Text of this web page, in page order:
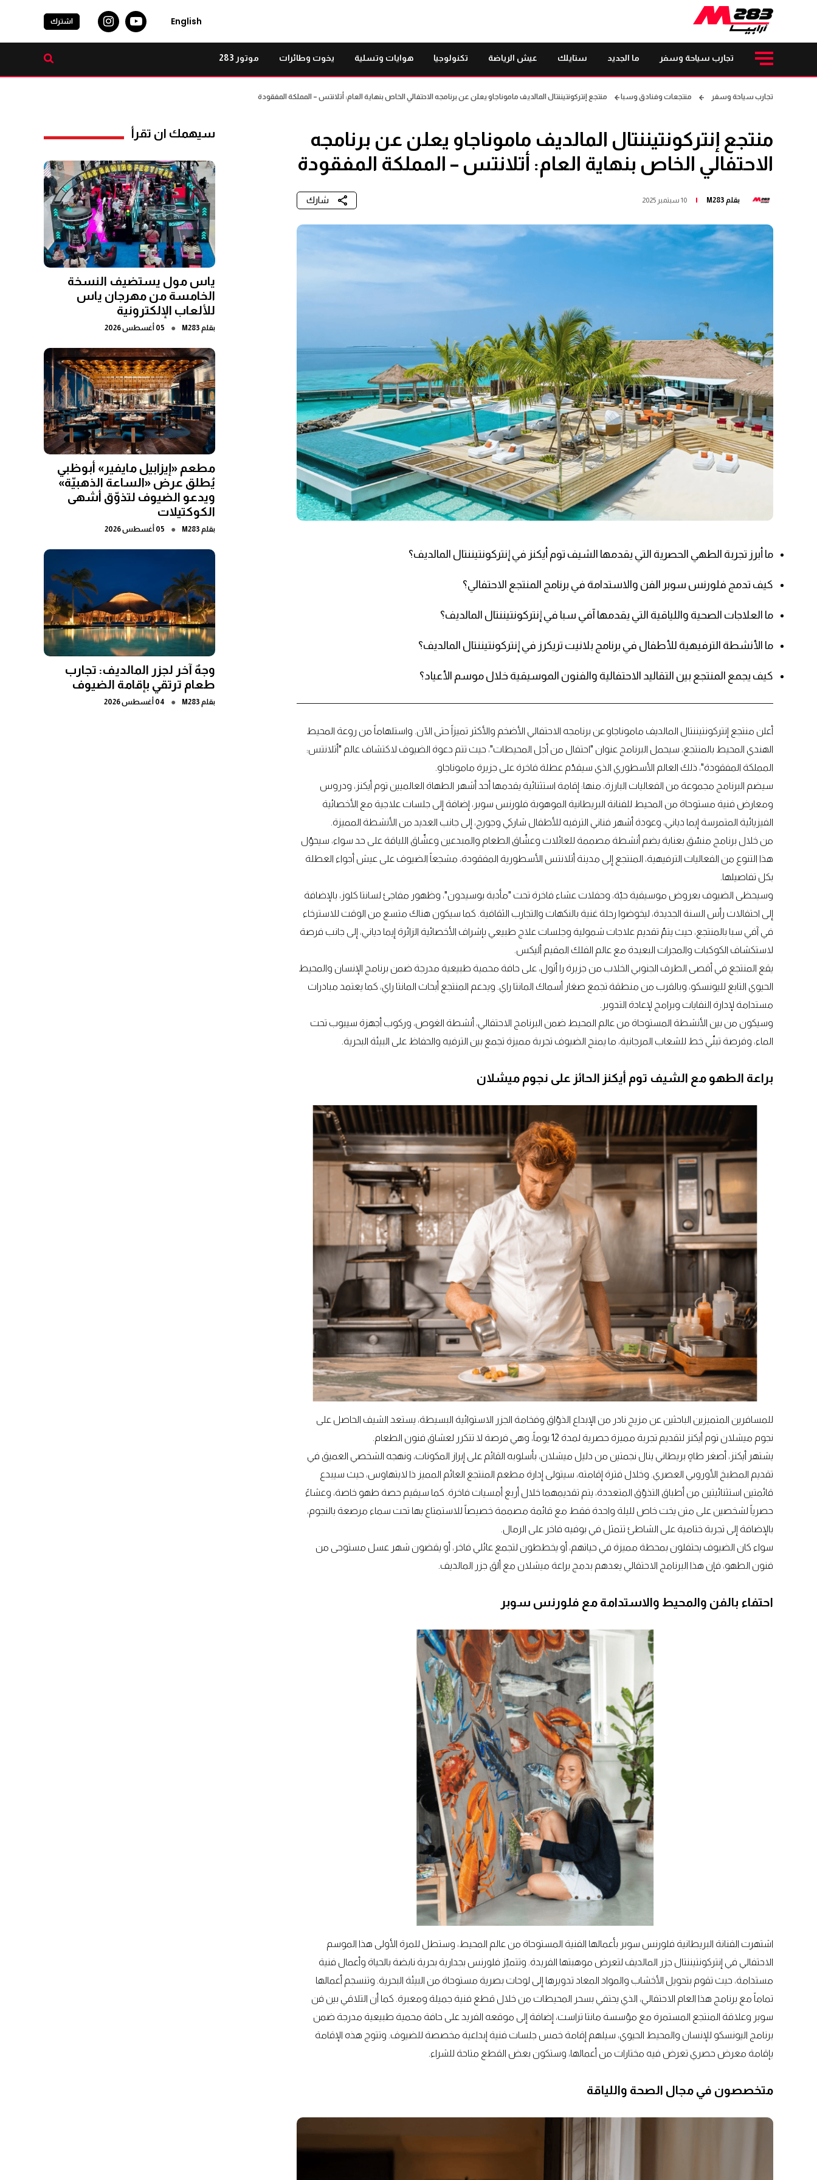
English اشترك
تجارب سياحة وسفر ما الجديد ستايلك عيش الرياضة تكنولوجيا هوايات وتسلية يخوت وطائرات موتور 283
تجارب سياحة وسفر منتجعات وفنادق وسبا منتجع إنتركونتيننتال المالديف ماموناجاو يعلن عن برنامجه الاحتفالي الخاص بنهاية العام: أتلانتس – المملكة المفقودة
منتجع إنتركونتيننتال المالديف ماموناجاو يعلن عن برنامجه
الاحتفالي الخاص بنهاية العام: أتلانتس – المملكة المفقودة
بقلم M283 10 سبتمبر 2025 شارك
ما أبرز تجربة الطهي الحصرية التي يقدمها الشيف توم أيكنز في إنتركونتيننتال المالديف؟
كيف تدمج فلورنس سوبر الفن والاستدامة في برنامج المنتجع الاحتفالي؟
ما العلاجات الصحية واللياقية التي يقدمها آفي سبا في إنتركونتيننتال المالديف؟
ما الأنشطة الترفيهية للأطفال في برنامج بلانيت تريكرز في إنتركونتيننتال المالديف؟
كيف يجمع المنتجع بين التقاليد الاحتفالية والفنون الموسيقية خلال موسم الأعياد؟
أعلن منتجع إنتركونتيننتال المالديف ماموناجاو عن برنامجه الاحتفالي الأضخم والأكثر تميزاً حتى الآن. واستلهاماً من روعة المحيط
الهندي المحيط بالمنتجع، سيحمل البرنامج عنوان "احتفال من أجل المحيطات"، حيث تتم دعوة الضيوف لاكتشاف عالم "أتلانتس:
المملكة المفقودة"، ذلك العالم الأسطوري الذي سيقدّم عطلة فاخرة على جزيرة ماموناجاو.
سيضم البرنامج مجموعة من الفعاليات البارزة، منها: إقامة استثنائية يقدمها أحد أشهر الطهاة العالميين توم أيكنز، ودروس
ومعارض فنية مستوحاة من المحيط للفنانة البريطانية الموهوبة فلورنس سوبر، إضافة إلى جلسات علاجية مع الأخصائية
الفيزيائية المتمرسة إيما دياني، وعودة أشهر فناني الترفيه للأطفال شاركي وجورج، إلى جانب العديد من الأنشطة المميزة.
من خلال برنامج منسّق بعناية يضم أنشطة مصممة للعائلات وعشّاق الطعام والمبدعين وعشّاق اللياقة على حد سواء، سيحوّل
هذا التنوع من الفعاليات الترفيهية، المنتجع إلى مدينة أتلانتس الأسطورية المفقودة، مشجعاً الضيوف على عيش أجواء العطلة
بكل تفاصيلها.
وسيحظى الضيوف بعروض موسيقية حيّة، وحفلات عشاء فاخرة تحت "مأدبة بوسيدون"، وظهور مفاجئ لسانتا كلوز، بالإضافة
إلى احتفالات رأس السنة الجديدة، ليخوضوا رحلة غنية بالنكهات والتجارب الثقافية. كما سيكون هناك متسع من الوقت للاسترخاء
في آفي سبا بالمنتجع، حيث يتمّ تقديم علاجات شمولية وجلسات علاج طبيعي بإشراف الأخصائية الزائرة إيما دياني، إلى جانب فرصة
لاستكشاف الكوكبات والمجرات البعيدة مع عالم الفلك المقيم أليكس.
يقع المنتجع في أقصى الطرف الجنوبي الخلاب من جزيرة را أتول، على حافة محمية طبيعية مدرجة ضمن برنامج الإنسان والمحيط
الحيوي التابع لليونسكو، وبالقرب من منطقة تجمع صغار أسماك المانتا راي. ويدعم المنتجع أبحاث المانتا راي، كما يعتمد مبادرات
مستدامة لإدارة النفايات وبرامج لإعادة التدوير.
وسيكون من بين الأنشطة المستوحاة من عالم المحيط ضمن البرنامج الاحتفالي، أنشطة الغوص، وركوب أجهزة سيبوب تحت
الماء، وفرصة تبنّي خط للشعاب المرجانية، ما يمنح الضيوف تجربة مميزة تجمع بين الترفيه والحفاظ على البيئة البحرية.
براعة الطهو مع الشيف توم أيكنز الحائز على نجوم ميشلان
للمسافرين المتميزين الباحثين عن مزيج نادر من الإبداع الذوّاق وفخامة الجزر الاستوائية البسيطة، يستعد الشيف الحاصل على
نجوم ميشلان توم أيكنز لتقديم تجربة مميزة حصرية لمدة 12 يوماً، وهي فرصة لا تتكرر لعشاق فنون الطعام.
يشتهر أيكنز، أصغر طاهٍ بريطاني ينال نجمتين من دليل ميشلان، بأسلوبه القائم على إبراز المكونات، ونهجه الشخصي العميق في
تقديم المطبخ الأوروبي العصري. وخلال فترة إقامته، سيتولى إدارة مطعم المنتجع العائم المميز ذا لايتهاوس، حيث سيبدع
قائمتين استثنائيتين من أطباق التذوّق المتعددة، يتم تقديمهما خلال أربع أمسيات فاخرة. كما سيقيم حصة طهو خاصة، وعشاءً
حصرياً لشخصين على متن يخت خاص لليلة واحدة فقط مع قائمة مصممة خصيصاً للاستمتاع بها تحت سماء مرصعة بالنجوم،
بالإضافة إلى تجربة ختامية على الشاطئ تتمثل في بوفيه فاخر على الرمال.
سواء كان الضيوف يحتفلون بمحطة مميزة في حياتهم، أو يخططون لتجمع عائلي فاخر، أو يقضون شهر عسل مستوحى من
فنون الطهو، فإن هذا البرنامج الاحتفالي يعدهم بدمج براعة ميشلان مع ألق جزر المالديف.
احتفاء بالفن والمحيط والاستدامة مع فلورنس سوبر
اشتهرت الفنانة البريطانية فلورنس سوبر بأعمالها الفنية المستوحاة من عالم المحيط، وستطل للمرة الأولى هذا الموسم
الاحتفالي في إنتركونتيننتال جزر المالديف لتعرض موهبتها الفريدة. وتتميّز فلورنس بجدارية بحرية نابضة بالحياة وأعمال فنية
مستدامة، حيث تقوم بتحويل الأخشاب والمواد المعاد تدويرها إلى لوحات بصرية مستوحاة من البيئة البحرية. وتنسجم أعمالها
تماماً مع برنامج هذا العام الاحتفالي، الذي يحتفي بسحر المحيطات من خلال قطع فنية جميلة ومعبرة. كما أن التلاقي بين فن
سوبر وعلاقة المنتجع المستمرة مع مؤسسة مانتا تراست، إضافة إلى موقعه الفريد على حافة محمية طبيعية مدرجة ضمن
برنامج اليونسكو للإنسان والمحيط الحيوي، سيلهم إقامة خمس جلسات فنية إبداعية مخصصة للضيوف. وتتوج هذه الإقامة
بإقامة معرض حصري تعرض فيه مختارات من أعمالها، وستكون بعض القطع متاحة للشراء.
متخصصون في مجال الصحة واللياقة
سيهمك ان تقرأ
ياس مول يستضيف النسخة
الخامسة من مهرجان ياس
للألعاب الإلكترونية
بقلم M283
● 05 أغسطس 2026
مطعم «إيزابيل مايفير» أبوظبي
يُطلق عرض «الساعة الذهبيّة»
ويدعو الضيوف لتذوّق أشهى
الكوكتيلات
بقلم M283
● 05 أغسطس 2026
وجهٌ آخر لجزر المالديف: تجارب
طعام ترتقي بإقامة الضيوف
بقلم M283
● 04 أغسطس 2026